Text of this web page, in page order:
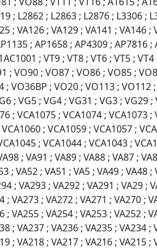
; L2862 ; L2863 ; L2876 ; L3306 ;
; VA126 ; VA129 ; VA141 ; VA146 ;
; AP1658 ; AP4309 ; AP7816
; VT9 ; VT8 ; VT6 ; VT5 ;
VO90 ; VO87 ; VO86 ; VO85 ;
VO36BP ; VO20 ; VO113 ; VO112
VG5 ; VG4 ; VG31 ; VG3 ; VG29
; VCA1075 ; VCA1074 ; VCA1073
; VCA1059 ; VCA1057 ;
; VCA1044 ; VCA1043 ;
; VA91 ; VA89 ; VA88 ; VA87 ;
; VA52 ; VA51 ; VA5 ; VA49 ; VA48
; VA293 ; VA292 ; VA291 ; VA29 ;
VA273 ; VA272 ; VA271 ; VA270 ;
VA255 ; VA254 ; VA253 ; VA252 ;
; VA237 ; VA236 ; VA235 ; VA234 ;
; VA218 ; VA217 ; VA216 ; VA215 ;